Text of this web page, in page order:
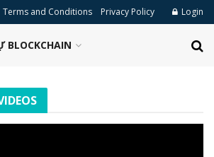
Terms and Conditions Privacy Policy Login
BLOCKCHAIN